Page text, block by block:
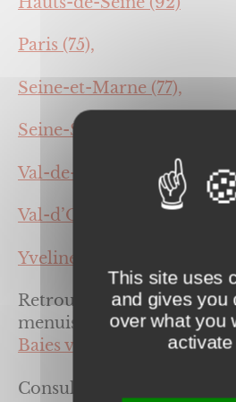
Paris (75),
Seine-et-Marne (77),
Seine-Saint-Denis (93),
Val-de-Marne (94),
Val-d’Oise (95),
Yvelines (78).
Retrouver les
menuiseries sur nos pages
Baies vitrées
Consultez les produits de
This site uses
and gives you
over what you
activate